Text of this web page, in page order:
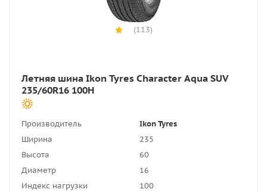
(113)
Летняя шина Ikon Tyres Character Aqua SUV
235/60R16 100H
Производитель
Ikon Tyres
Ширина
235
Высота
60
Диаметр
16
Индекс нагрузки
100